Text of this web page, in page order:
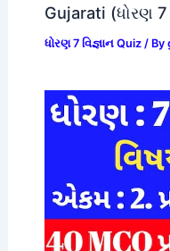
Gujarati (ધોરણ 7
ધોરણ 7 વિજ્ઞાન Quiz/ By